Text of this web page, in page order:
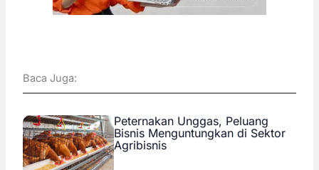
Baca Juga:
Peternakan Unggas, Peluang
Bisnis Menguntungkan di Sektor
Agribisnis